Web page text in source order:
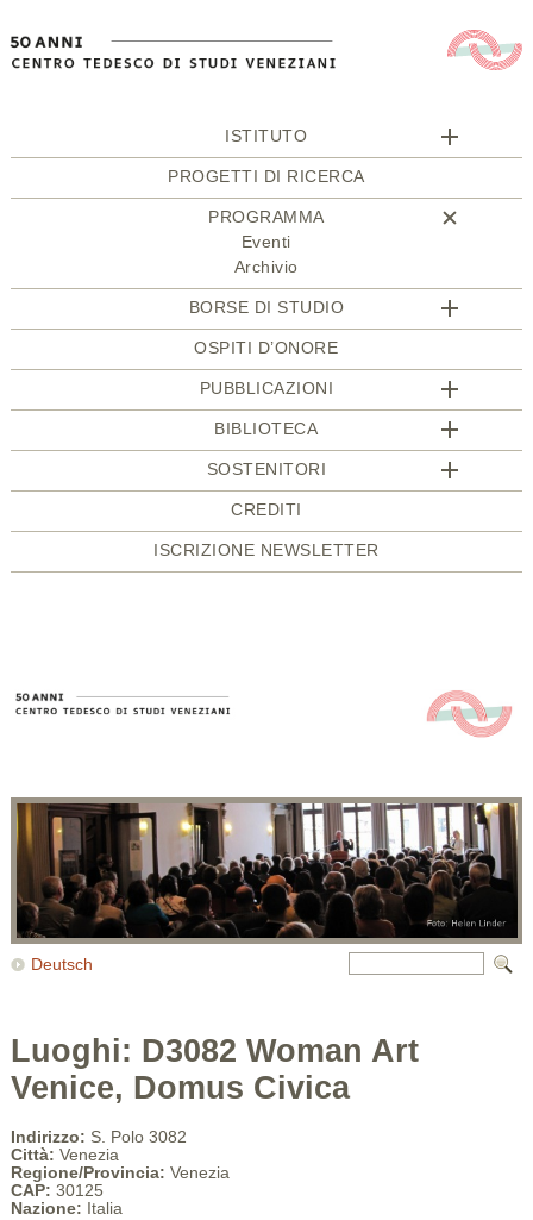
ISTITUTO
PROGETTI DI RICERCA
PROGRAMMA
Eventi
Archivio
BORSE DI STUDIO
OSPITI D’ONORE
PUBBLICAZIONI
BIBLIOTECA
SOSTENITORI
CREDITI
ISCRIZIONE NEWSLETTER
Deutsch
Luoghi: D3082 Woman Art
Venice, Domus Civica
Indirizzo: S. Polo 3082
Città: Venezia
Regione/Provincia: Venezia
CAP: 30125
Nazione: Italia